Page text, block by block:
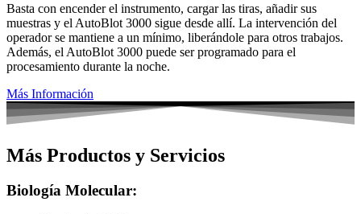
Basta con encender el instrumento, cargar las tiras, añadir sus
muestras y el AutoBlot 3000 sigue desde allí. La intervención del
operador se mantiene a un mínimo, liberándole para otros trabajos.
Además, el AutoBlot 3000 puede ser programado para el
procesamiento durante la noche.
Más Información
Más Productos y Servicios
Biología Molecular: